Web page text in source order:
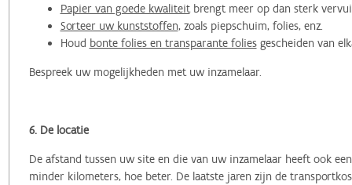
Papier van goede kwaliteitbrengt meer op dan sterk
Sorteer uw kunststoffen, zoals piepschuim, folies, enz.
Houd bonte folies en transparante foliesgescheiden van
Bespreek uw mogelijkheden met uw inzamelaar.
6. De locatie
De afstand tussen uw site en die van uw inzamelaar heeft ook
minder kilometers, hoe beter. De laatste jaren zijn de